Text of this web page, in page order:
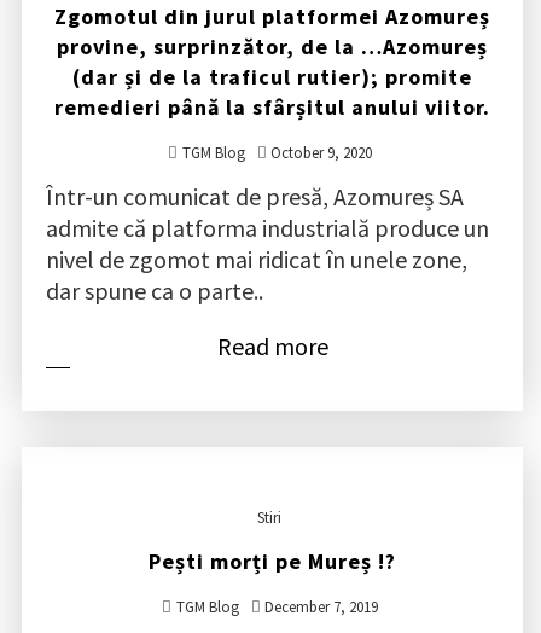
Zgomotul din jurul platformei Azomureș
provine, surprinzător, de la …Azomureș
(dar și de la traficul rutier); promite
remedieri până la sfârșitul anului viitor.
TGM Blog October 9, 2020
Într-un comunicat de presă, Azomureș SA
admite că platforma industrială produce un
nivel de zgomot mai ridicat în unele zone,
dar spune ca o parte..
Read more
Stiri
Pești morți pe Mureș !?
TGM Blog December 7, 2019